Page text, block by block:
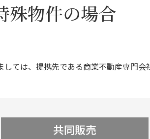
殊物件の場合
ては、提携先である商業不動産専門